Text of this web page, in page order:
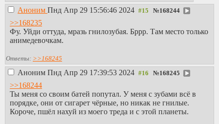
Аноним Пнд Апр 29 15:56:46 2024 №168244
>>168235
Фу. Уйди оттуда, мразь гнилозубая. Бррр. Там место только
анимедевочкам.
Ответы: >>168245
Аноним Пнд Апр 29 17:39:53 2024 №168245
>>168244
Ты меня со своим батей попутал. У меня с зубами всё в
порядке, они от сигарет чёрные, но никак не гнилые.
Короче, пшёл нахуй из моего треда и с этой планеты.